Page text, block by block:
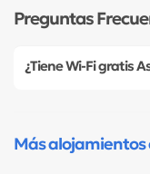
Preguntas
¿Tiene Wi-Fi gratis
Más alojamientos